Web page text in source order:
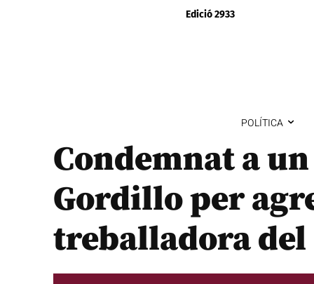
Edició 2933
POLÍTICA
Condemnat a
Gordillo per
treballadora